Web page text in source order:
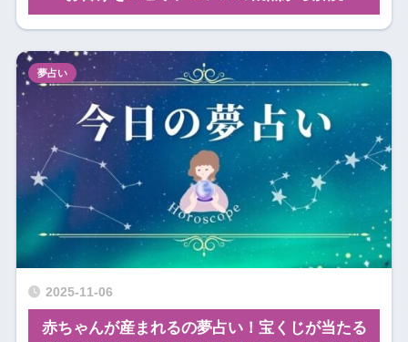
2025-11-06
赤ちゃんが産まれるの夢占い！宝くじが当たる
夢占い